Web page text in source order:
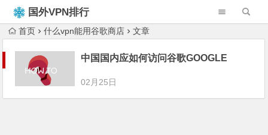
国外VPN排行
榜首页 什么vpn能用谷歌商店 文章
中国国内应如何访问谷歌GOOGLE
02月25日